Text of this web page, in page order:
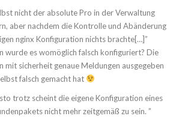
nicht der absolute Pro in der Verwaltung
aber nachdem die Kontrolle und Abänderung
nginx Konfiguration nichts brachte[…]”
wurde es womöglich falsch konfiguriert? Die
mit sicherheit genaue Meldungen ausgegeben
falsch gemacht hat
trotz scheint die eigene Konfiguration eines
nicht mehr zeitgemäß zu sein. ”